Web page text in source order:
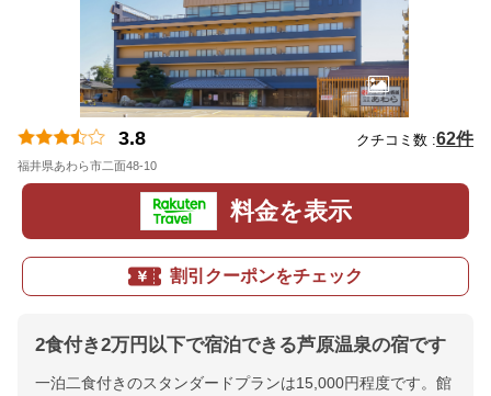
3.8 クチコミ数 :62件
福井県あわら市二面48-10
料金を表示
割引クーポンをチェック
2食付き2万円以下で宿泊できる芦原温泉の宿です
一泊二食付きのスタンダードプランは15,000円程度です。館